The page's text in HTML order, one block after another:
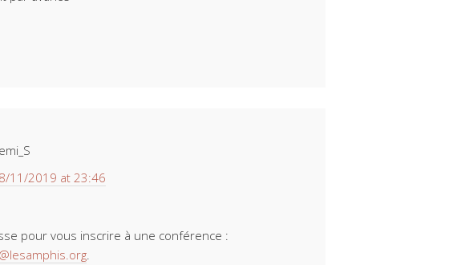
11/2019 at 23:46
pour vous inscrire à une conférence :
.